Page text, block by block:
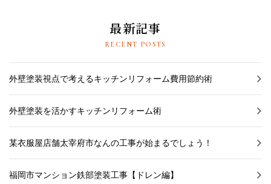
最新記事
RECENT POSTS
外壁塗装視点で考えるキッチンリフォーム費用節約術
外壁塗装を活かすキッチンリフォーム術
某衣服屋店舗太宰府市なんの工事が始まるでしょう！
福岡市マンション鉄部塗装工事【ドレン編】